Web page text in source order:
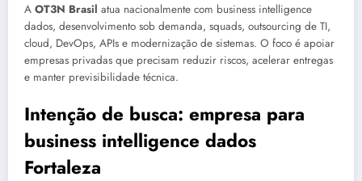
A OT3N Brasil atua nacionalmente com business intelligence
dados, desenvolvimento sob demanda, squads, outsourcing de TI,
cloud, DevOps, APIs e modernização de sistemas. O foco é apoiar
empresas privadas que precisam reduzir riscos, acelerar entregas
e manter previsibilidade técnica.
Intenção de busca: empresa para
business intelligence dados
Fortaleza